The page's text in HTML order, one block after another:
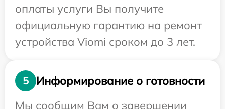
оплаты услуги Вы получите
официальную гарантию на ремонт
устройства Viomi сроком до 3 лет.
5
Информирование о готовности
Мы сообщим Вам о завершении